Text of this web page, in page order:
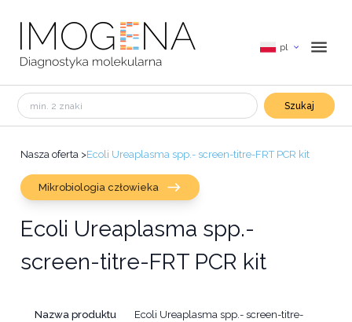
pl
Szukaj
Nasza oferta >Ecoli Ureaplasma spp.- screen-titre-FRT PCR kit
Mikrobiologia człowieka
Ecoli Ureaplasma spp.-
screen-titre-FRT PCR kit
Nazwa produktu
Ecoli Ureaplasma spp.- screen-titre-